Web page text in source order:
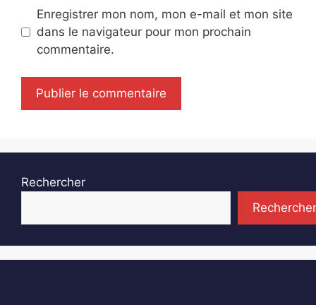
Enregistrer mon nom, mon e-mail et mon site
dans le navigateur pour mon prochain
commentaire.
Rechercher
Rechercher